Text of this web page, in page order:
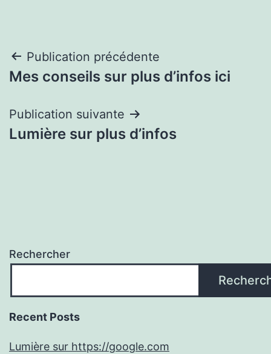
Navigation
de
l’article
Publication précédente
Mes conseils sur plus d’infos ici
Publication suivante
Lumière sur plus d’infos
Rechercher
Recent Posts
Lumière sur https://google.com